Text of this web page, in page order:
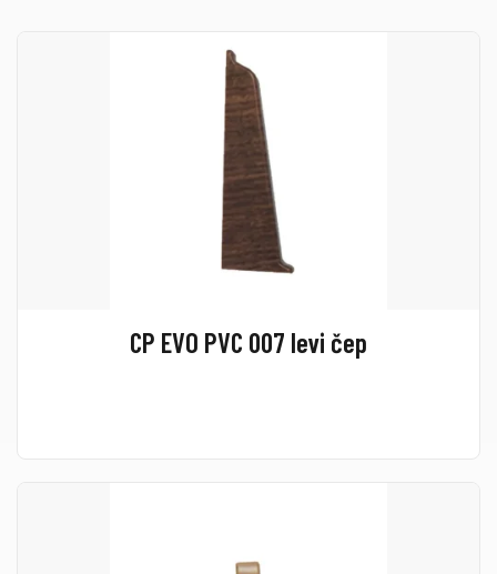
CP EVO PVC 007 levi čep